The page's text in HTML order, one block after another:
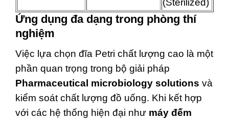
(Sterilized)
Ứng dụng đa dạng trong phòng thí
nghiệm
Việc lựa chọn đĩa Petri chất lượng cao là một
phần quan trọng trong bộ giải pháp
Pharmaceutical microbiology solutions và
kiểm soát chất lượng đồ uống. Khi kết hợp
với các hệ thống hiện đại như máy đếm